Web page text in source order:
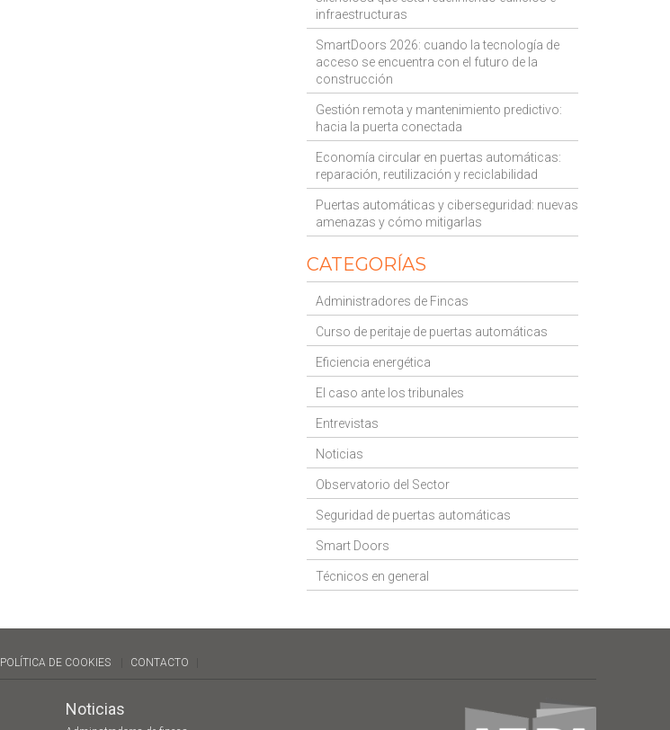
infraestructuras
SmartDoors 2026: cuando la tecnología de
acceso se encuentra con el futuro de la
construcción
Gestión remota y mantenimiento predictivo:
hacia la puerta conectada
Economía circular en puertas automáticas:
reparación, reutilización y reciclabilidad
Puertas automáticas y ciberseguridad: nuevas
amenazas y cómo mitigarlas
CATEGORÍAS
Administradores de Fincas
Curso de peritaje de puertas automáticas
Eficiencia energética
El caso ante los tribunales
Entrevistas
Noticias
Observatorio del Sector
Seguridad de puertas automáticas
Smart Doors
Técnicos en general
POLÍTICA DE COOKIES CONTACTO
Noticias